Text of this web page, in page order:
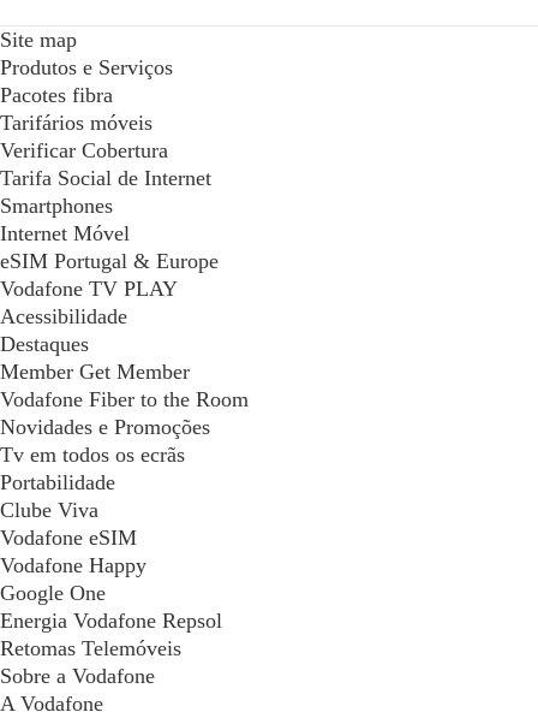
Site map
Produtos e Serviços
Pacotes fibra
Tarifários móveis
Verificar Cobertura
Tarifa Social de Internet
Smartphones
Internet Móvel
eSIM Portugal & Europe
Vodafone TV PLAY
Acessibilidade
Destaques
Member Get Member
Vodafone Fiber to the Room
Novidades e Promoções
Tv em todos os ecrãs
Portabilidade
Clube Viva
Vodafone eSIM
Vodafone Happy
Google One
Energia Vodafone Repsol
Retomas Telemóveis
Sobre a Vodafone
A Vodafone